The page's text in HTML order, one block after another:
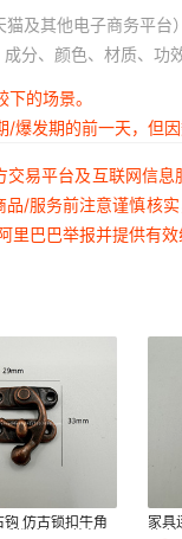
及其他电子商务平台
分、颜色、材质、功
的场景。
爆发期的前一天，但
交易平台及互联网信
/服务前注意谨慎核
巴巴举报并提供有效
钩 仿古锁扣牛角
家具